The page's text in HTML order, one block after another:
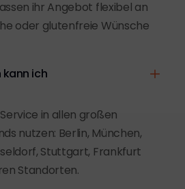
ihr Angebot flexibel an
oder glutenfreie Wünsche
kann ich
in allen großen
nutzen: Berlin, München,
Stuttgart, Frankfurt
Standorten.